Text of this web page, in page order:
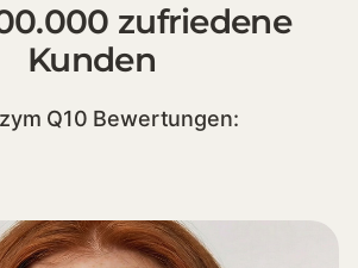
zufriedene
Kunden
Q10 Bewertungen: